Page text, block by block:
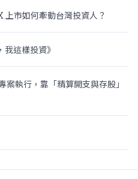
市如何牽動台灣投資人？
這樣投資》
執行，靠「精算開支與存股」